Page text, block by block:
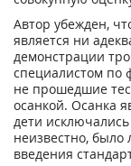
Автор убежден,
является ни
демонстрации
специалистом по
не прошедшие
осанкой. Осанка
дети
неизвестно, было
введения